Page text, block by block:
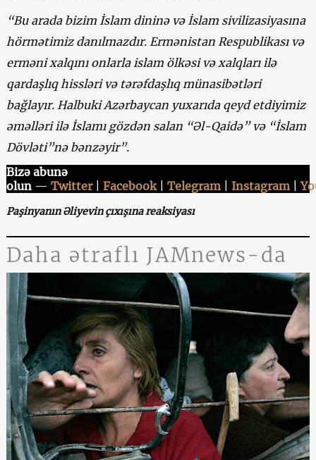
“Bu arada bizim İslam dininə və İslam sivilizasiyasına
hörmətimiz danılmazdır. Ermənistan Respublikası və
erməni xalqını onlarla islam ölkəsi və xalqları ilə
qardaşlıq hissləri və tərəfdaşlıq münasibətləri
bağlayır. Halbuki Azərbaycan yuxarıda qeyd etdiyimiz
əməlləri ilə İslamı gözdən salan “Əl-Qaidə”və “İslam
Dövləti”nə bənzəyir”.
Bizə abunə
olun — Twitter| Facebook| Telegram| Instagram|
Paşinyanın Əliyevin çıxışına reaksiyası
Daha ətraflı JAMnews-da